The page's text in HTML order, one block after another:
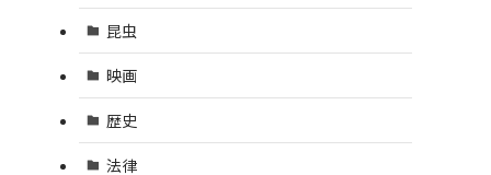
昆虫
映画
歴史
法律